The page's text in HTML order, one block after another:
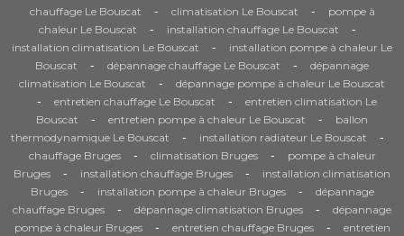
chauffage Le Bouscat - climatisation Le Bouscat -
pompe à
chaleur Le Bouscat
- installation chauffage Le Bouscat -
installation climatisation Le Bouscat -
installation pompe à chaleur Le
Bouscat
- dépannage chauffage Le Bouscat -
dépannage
climatisation Le Bouscat
- dépannage pompe à chaleur Le Bouscat
- entretien chauffage Le Bouscat -
entretien climatisation Le
Bouscat
- entretien pompe à chaleur Le Bouscat -
ballon
thermodynamique Le Bouscat
- installation radiateur Le Bouscat -
chauffage Bruges - climatisation Bruges -
pompe à chaleur
Bruges
- installation chauffage Bruges -
installation climatisation
Bruges
- installation pompe à chaleur Bruges -
dépannage
chauffage Bruges
- dépannage climatisation Bruges -
dépannage
pompe à chaleur Bruges
- entretien chauffage Bruges -
entretien